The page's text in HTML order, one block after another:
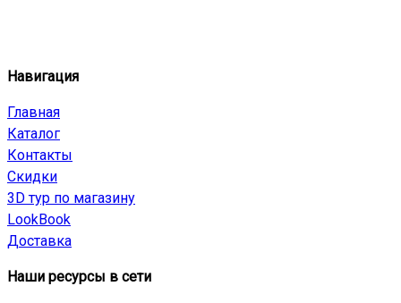
Навигация
Главная
Каталог
Контакты
Скидки
3D тур по магазину
LookBook
Доставка
Наши ресурсы в сети